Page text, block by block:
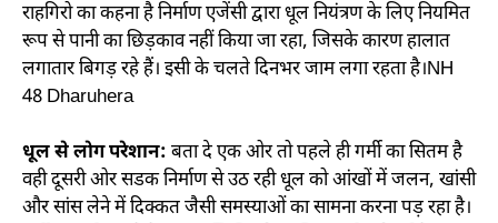
राहगिरो का कहना है निर्माण एजेंसी द्वारा धूल नियंत्रण के लिए नियमित
रूप से पानी का छिड़काव नहीं किया जा रहा, जिसके कारण हालात
लगातार बिगड़ रहे हैं। इसी के चलते दिनभर जाम लगा रहता है।NH
48 Dharuhera
धूल से लोग परेशान: बता दे एक ओर तो पहले ही गर्मी का सितम है
वही दूसरी ओर सडक निर्माण से उठ रही धूल को आंखों में जलन, खांसी
और सांस लेने में दिक्कत जैसी समस्याओं का सामना करना पड़ रहा है।